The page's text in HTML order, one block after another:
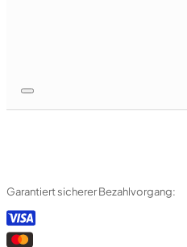
Garantiert sicherer Bezahlvorgang: